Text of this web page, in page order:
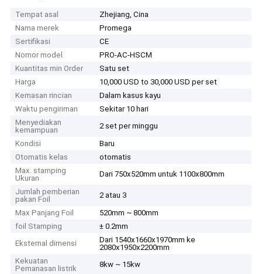
Tempat asal
Zhejiang, Cina
Nama merek
Promega
Sertifikasi
CE
Nomor model
PRO-AC-HSCM
Kuantitas min Order
Satu set
Harga
10,000 USD to 30,000 USD per set
Kemasan rincian
Dalam kasus kayu
Waktu pengiriman
Sekitar 10 hari
Menyediakan
kemampuan
2 set per minggu
Kondisi
Baru
Otomatis kelas
otomatis
Max. stamping
Ukuran
Dari 750x520mm untuk 1100x800mm
Jumlah pemberian
pakan Foil
2 atau 3
Max Panjang Foil
520mm ~ 800mm
foil Stamping
± 0.2mm
Eksternal dimensi
Dari 1540x1660x1970mm ke
2080x1950x2200mm
Kekuatan
Pemanasan listrik
8kw ~ 15kw